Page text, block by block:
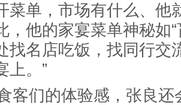
菜单，市场有什么、他
，他的家宴菜单神秘如“
找名店吃饭，找同行交
上。”
客们的体验感，张良